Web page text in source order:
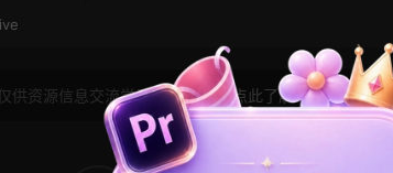
供资源信息交流学习， 版权说明点此了解！